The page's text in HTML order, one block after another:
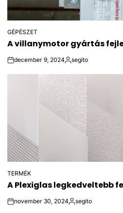
POSTED
IN
GÉPÉSZET
A villanymotor gyártás
ondecember 9, 2024Posted
segito
POSTED
IN
TERMÉK
A Plexiglas legkedveltebb
onnovember 30, 2024Posted
segito